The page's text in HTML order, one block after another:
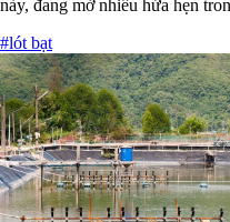
này, đang mở nhiều hứa hẹn
#lót bạt